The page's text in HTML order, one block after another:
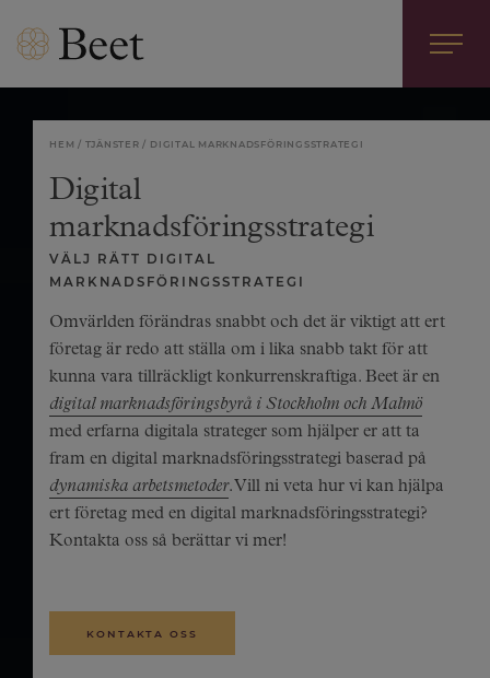
HEM TJÄNSTER DIGITAL MARKNADSFÖRINGSSTRATEGI
Digital
marknadsföringsstrategi
VÄLJ RÄTT DIGITAL
MARKNADSFÖRINGSSTRATEGI
Omvärlden förändras snabbt och det är viktigt att ert
företag är redo att ställa om i lika snabb takt för att
kunna vara tillräckligt konkurrenskraftiga. Beet är en
digital marknadsföringsbyrå i Stockholm och Malmö
med erfarna digitala strateger som hjälper er att ta
fram en digital marknadsföringsstrategi baserad på
dynamiska arbetsmetoder. Vill ni veta hur vi kan hjälpa
ert företag med en digital marknadsföringsstrategi?
Kontakta oss så berättar vi mer!
KONTAKTA OSS